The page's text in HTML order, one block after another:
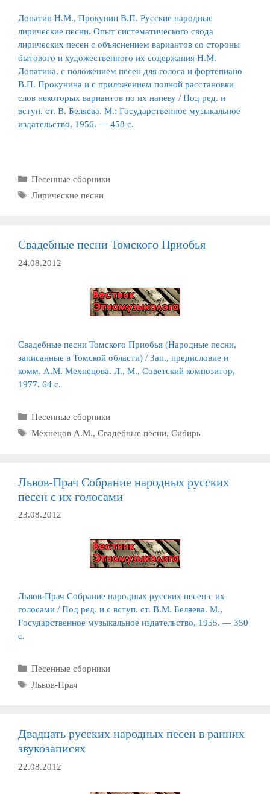
Лопатин Н.М., Прокунин В.П. Русские народные
лирические песни. Опыт систематического свода
лирических песен с объяснением вариантов со стороны
бытового и художественного их содержания Н.М.
Лопатина, с положением песен для голоса и фортепиано
В.П. Прокунина и с приложением полной расстановки
слов некоторых вариантов по их напеву / Под ред. и
вступ. ст. В. Беляева. М.: Государственное музыкальное
издательство, 1956. — 458 с.
Рубрики
Песенные сборники
Метки
Лирические песни
Свадебные песни Томского Приобья
24.08.2012
Свадебные песни Томского Приобья (Народные песни,
записанные в Томской области) / Зап., предисловие и
комм. А.М. Мехнецова. Л., М., Советский композитор,
1977. 64 с.
Рубрики
Песенные сборники
Метки
Мехнецов А.М., Свадебные песни, Сибирь
Львов-Прач Собрание народных русских
песен с их голосами
23.08.2012
Львов-Прач Собрание народных русских песен с их
голосами / Под ред. и с вступ. ст. В.М. Беляева. М.,
Государственное музыкальное издательство, 1955. — 350
с.
Рубрики
Песенные сборники
Метки
Львов-Прач
Двадцать русских народных песен в ранних
звукозаписях
22.08.2012